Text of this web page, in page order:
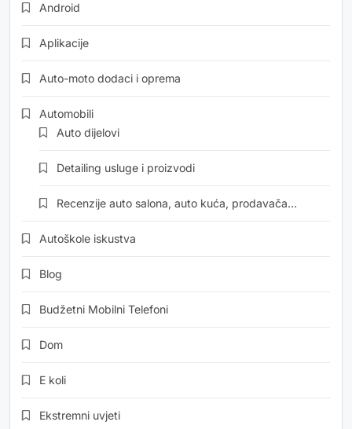
Android
Aplikacije
Auto-moto dodaci i oprema
Automobili
Auto dijelovi
Detailing usluge i proizvodi
Recenzije auto salona, auto kuća, prodavača…
Autoškole iskustva
Blog
Budžetni Mobilni Telefoni
Dom
E koli
Ekstremni uvjeti